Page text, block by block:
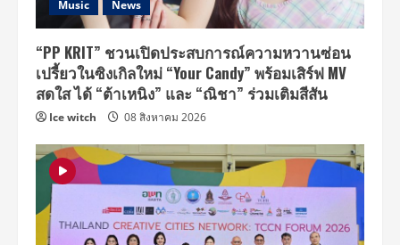
Music News
“PP KRIT” ชวนเปิดประสบการณ์ความหวานซ่อน
เปรี้ยวในซิงเกิลใหม่ “Your Candy” พร้อมเสิร์ฟ MV
สดใส ได้ “ต้าเหนิง” และ “ณิชา” ร่วมเติมสีสัน
Ice witch 08 สิงหาคม 2026